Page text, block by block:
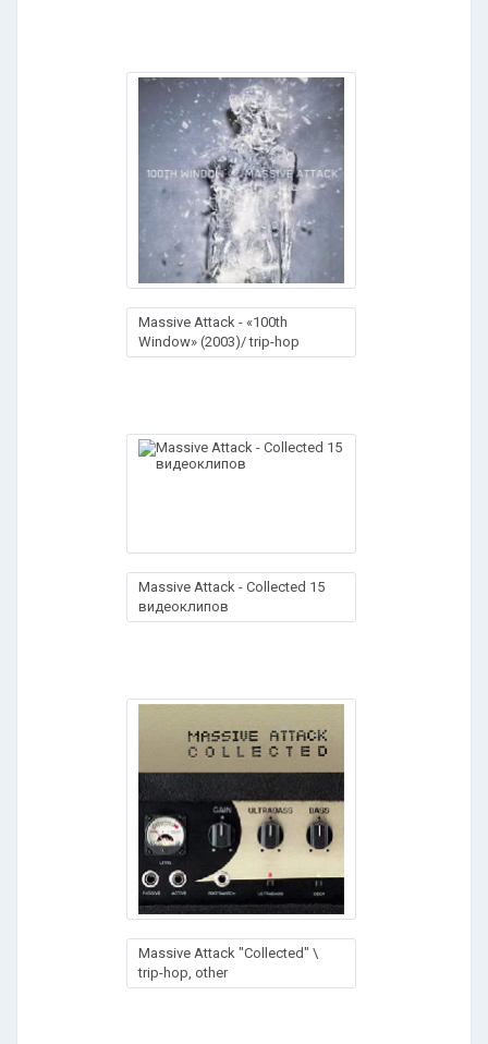
Massive Attack - «100th
Window» (2003)/ trip-hop
Massive Attack - Collected 15
видеоклипов
Massive Attack "Collected" \
trip-hop, other